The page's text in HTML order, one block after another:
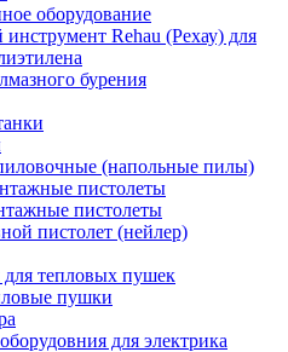
оборудование
Rehau (Рехау) для
бурения
(напольные пилы)
пистолеты
пистолеты
пистолет (нейлер)
для тепловых пушек
пушки
для электрика